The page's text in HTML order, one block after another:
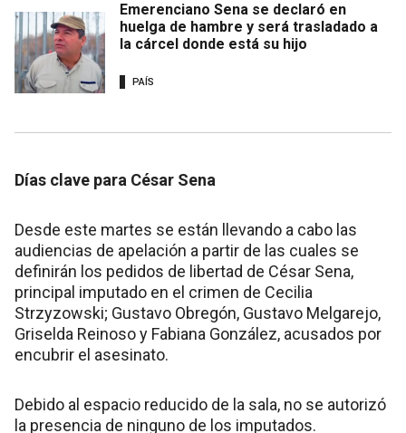
Emerenciano Sena se declaró en
huelga de hambre y será trasladado a
la cárcel donde está su hijo
PAÍS
Días clave para César Sena
Desde este martes se están llevando a cabo las
audiencias de apelación a partir de las cuales se
definirán los pedidos de libertad de César Sena,
principal imputado en el crimen de Cecilia
Strzyzowski; Gustavo Obregón, Gustavo Melgarejo,
Griselda Reinoso y Fabiana González, acusados por
encubrir el asesinato.
Debido al espacio reducido de la sala, no se autorizó
la presencia de ninguno de los imputados.